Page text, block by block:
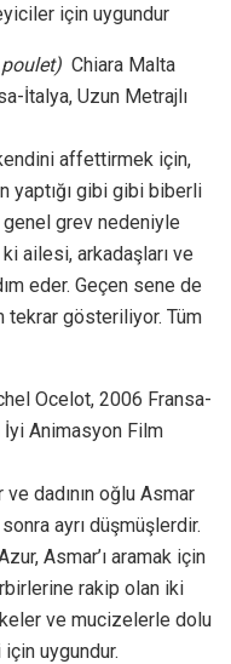
için uygundur
Chiara Malta
İtalya, Uzun Metrajlı
affettirmek için,
yaptığı gibi gibi biberli
grev nedeniyle
ailesi, arkadaşları ve
eder. Geçen sene de
gösteriliyor. Tüm
Ocelot, 2006 Fransa-
Animasyon Film
dadının oğlu Asmar
ayrı düşmüşlerdir.
Asmar’ı aramak için
rakip olan iki
ve mucizelerle dolu
uygundur.